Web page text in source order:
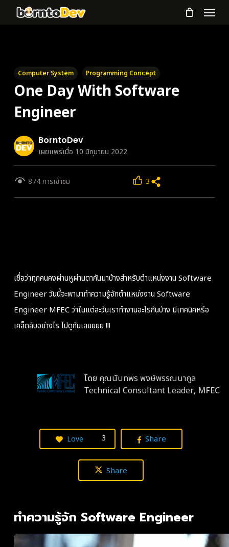
Menu
Computer System Programming Concept
One Day With Software
Engineer
BorntoDev
เผยแพร่เมื่อ 10 มิถุนายน 2022
874 การเข้าชม 3
เชื่อว่าทุกคนคงผ่านหูผ่านตากันมาบ้างสำหรับตำแหน่งงาน Software
Engineer วันนี้จะพามาทำความรู้จักตำแหน่งงาน Software
Engineer MFEC ว่าในแต่ละวันเราทำงานอะไรกันบ้าง มีเทคนิคหรือ
เคล็ดลับอย่างไร ไปดูกันเลยยยย !!!
โดย คุณนันทพร พงษ์พรรณนากูล
Technical Consultant Leader, MFEC
Love 3 Share
Share
ทำความรู้จัก Software Engineer